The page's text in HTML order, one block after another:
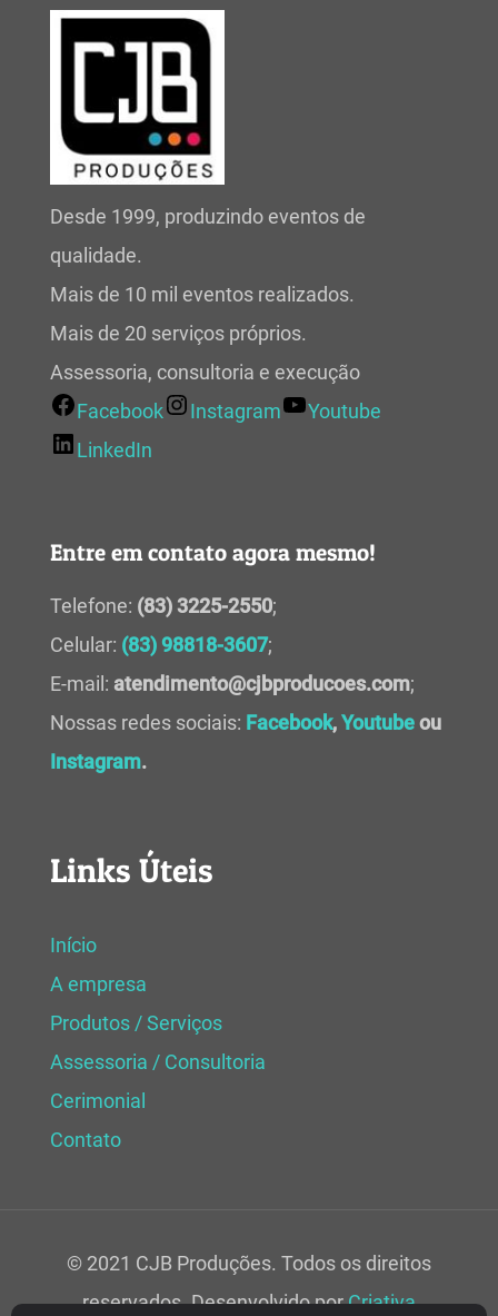
Desde 1999, produzindo eventos de
qualidade.
Mais de 10 mil eventos realizados.
Mais de 20 serviços próprios.
Assessoria, consultoria e execução
Facebook
Instagram
Youtube
LinkedIn
Entre em contato agora mesmo!
Telefone: (83) 3225-2550;
Celular: (83) 98818-3607;
E-mail: atendimento@cjbproducoes.com;
Nossas redes sociais: Facebook,Youtubeou
Instagram.
Links Úteis
Início
A empresa
Produtos / Serviços
Assessoria / Consultoria
Cerimonial
Contato
© 2021 CJB Produções. Todos os direitos
reservados. Desenvolvido porCriativa